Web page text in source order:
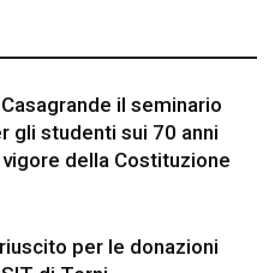
il seminario
gli studenti sui 70 anni
vigore della Costituzione
per le donazioni